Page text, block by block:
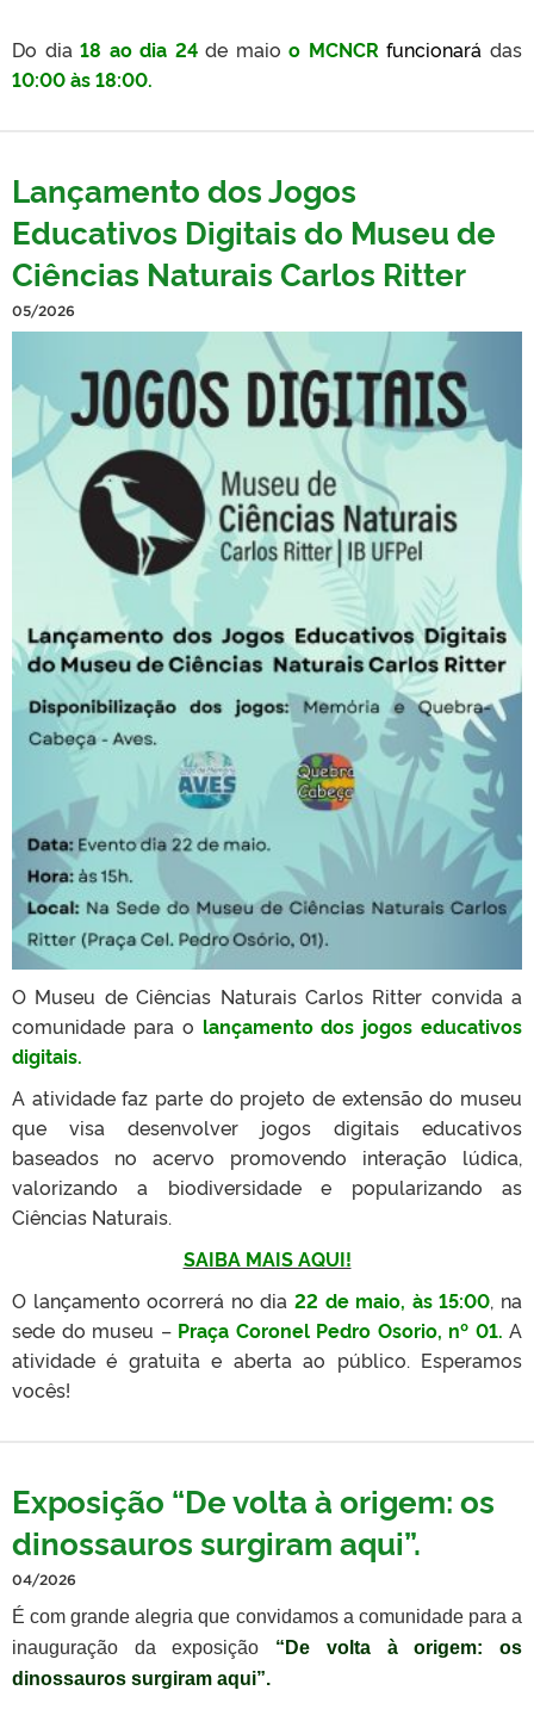
Do dia18 ao dia 24 de maioo MCNCRfuncionarádas
10:00 às 18:00.
Lançamento dos Jogos
Educativos Digitais do Museu de
Ciências Naturais Carlos Ritter
05/2026
O Museu de Ciências Naturais Carlos Ritter convida a
comunidade para o lançamento dos jogos educativos
digitais.
A atividade faz parte do projeto de extensão do museu
que visa desenvolver jogos digitais educativos
baseados no acervo promovendo interação lúdica,
valorizando a biodiversidade e popularizando as
Ciências Naturais.
SAIBA MAIS AQUI!
O lançamento ocorrerá no dia 22 de maio, às 15:00, na
sede do museu – Praça Coronel Pedro Osorio, nº 01. A
atividade é gratuita e aberta ao público. Esperamos
vocês!
Exposição “De volta à origem: os
dinossauros surgiram aqui”.
04/2026
É com grande alegria que convidamos a comunidade para a
inauguração da exposição “De volta à origem: os
dinossauros surgiram aqui”.